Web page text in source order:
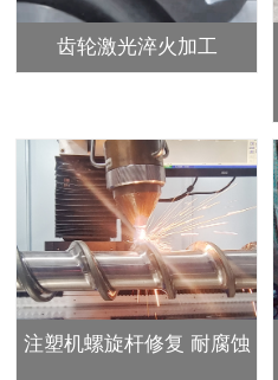
齿轮激光淬火加工
注塑机螺旋杆修复 耐腐蚀